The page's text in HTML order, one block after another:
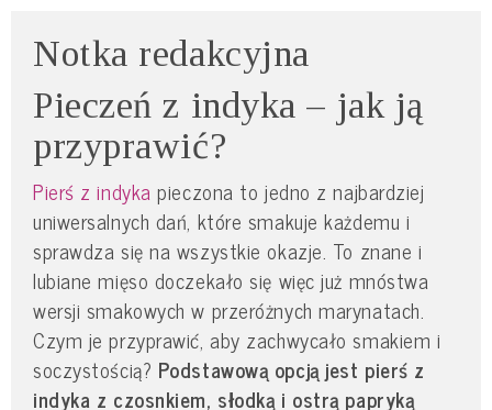
Notka redakcyjna
Pieczeń z indyka – jak ją
przyprawić?
Pierś z indyka pieczona to jedno z najbardziej
uniwersalnych dań, które smakuje każdemu i
sprawdza się na wszystkie okazje. To znane i
lubiane mięso doczekało się więc już mnóstwa
wersji smakowych w przeróżnych marynatach.
Czym je przyprawić, aby zachwycało smakiem i
soczystością? Podstawową opcją jest pierś z
indyka z czosnkiem, słodką i ostrą papryką